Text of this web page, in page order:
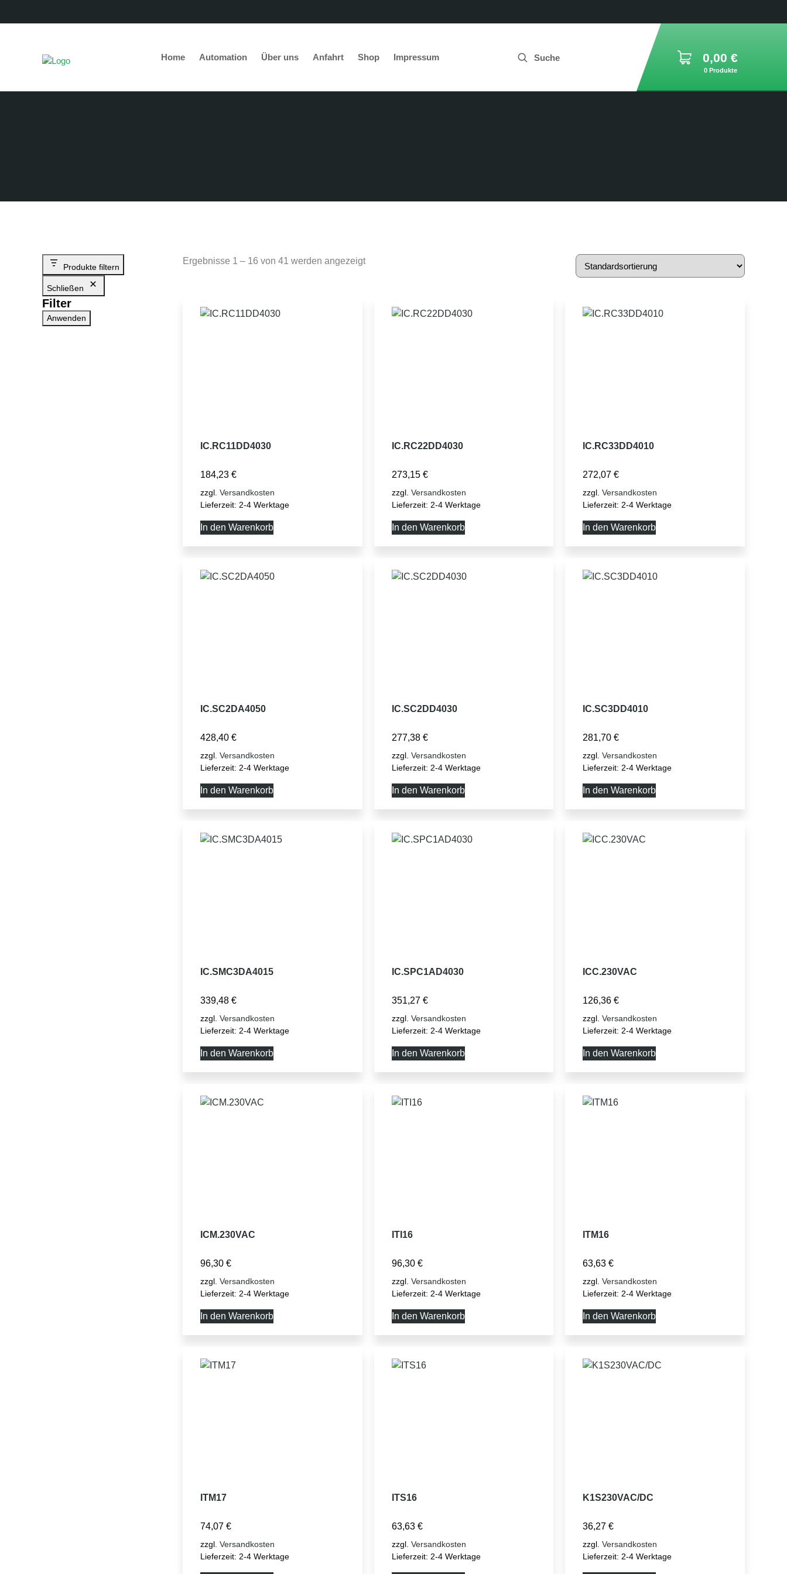
Home Automation Über uns Anfahrt Shop Impressum Suche 0,00 €
0 Produkte
Produkte filtern
Schließen
Filter
Anwenden
Ergebnisse 1 – 16 von 41 werden angezeigt
IC.RC11DD4030
184,23 €
zzgl. Versandkosten
Lieferzeit: 2-4 Werktage
In den Warenkorb
IC.RC22DD4030
273,15 €
zzgl. Versandkosten
Lieferzeit: 2-4 Werktage
In den Warenkorb
IC.RC33DD4010
272,07€
zzgl.Versandkosten
Lieferzeit: 2-4 Werktage
In den Warenkorb
IC.SC2DA4050
428,40 €
zzgl. Versandkosten
Lieferzeit: 2-4 Werktage
In den Warenkorb
IC.SC2DD4030
277,38 €
zzgl. Versandkosten
Lieferzeit: 2-4 Werktage
In den Warenkorb
IC.SC3DD4010
281,70€
zzgl.Versandkosten
Lieferzeit: 2-4 Werktage
In den Warenkorb
IC.SMC3DA4015
339,48 €
zzgl. Versandkosten
Lieferzeit: 2-4 Werktage
In den Warenkorb
IC.SPC1AD4030
351,27 €
zzgl. Versandkosten
Lieferzeit: 2-4 Werktage
In den Warenkorb
ICC.230VAC
126,36€
zzgl.Versandkosten
Lieferzeit: 2-4 Werktage
In den Warenkorb
ICM.230VAC
96,30 €
zzgl. Versandkosten
Lieferzeit: 2-4 Werktage
In den Warenkorb
ITI16
96,30 €
zzgl. Versandkosten
Lieferzeit: 2-4 Werktage
In den Warenkorb
ITM16
63,63€
zzgl.Versandkosten
Lieferzeit: 2-4 Werktage
In den Warenkorb
ITM17
74,07 €
zzgl. Versandkosten
Lieferzeit: 2-4 Werktage
ITS16
63,63 €
zzgl. Versandkosten
Lieferzeit: 2-4 Werktage
K1S230VAC/DC
36,27€
zzgl.Versandkosten
Lieferzeit: 2-4 Werktage